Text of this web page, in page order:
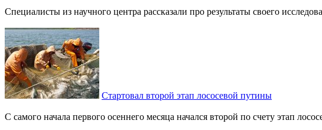
Специалисты из научного центра рассказали про результаты своего
Стартовал второй этап лососевой путины
С самого начала первого осеннего месяца начался второй по счету этап